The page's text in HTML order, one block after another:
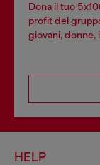
Dona il tuo
profit del
giovani,
HELP